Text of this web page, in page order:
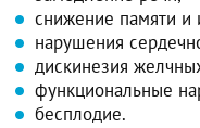
снижение памяти и
нарушения
дискинезия
функциональные
бесплодие.